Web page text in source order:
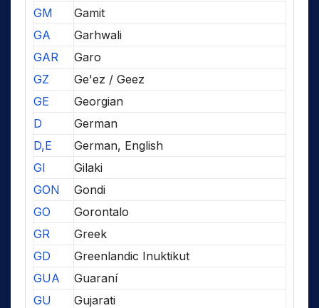
GM
Gamit
GA
Garhwali
GAR
Garo
GZ
Ge'ez / Geez
GE
Georgian
D
German
D,E
German, English
GI
Gilaki
GON
Gondi
GO
Gorontalo
GR
Greek
GD
Greenlandic Inuktikut
GUA
Guaraní
GU
Gujarati